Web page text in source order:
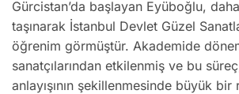
Gürcistan’da başlayan Eyüboğlu,
taşınarak İstanbul Devlet Güzel
öğrenim görmüştür. Akademide
sanatçılarından etkilenmiş ve bu
anlayışının şekillenmesinde büyük bir